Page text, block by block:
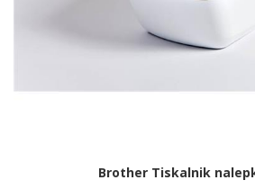
Brother Tiskalnik